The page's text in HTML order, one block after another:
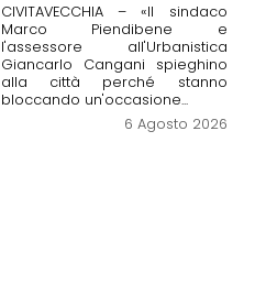
CIVITAVECCHIA – «Il sindaco
Marco Piendibene e
l'assessore all'Urbanistica
Giancarlo Cangani spieghino
alla città perché stanno
bloccando un'occasione...
6 Agosto 2026